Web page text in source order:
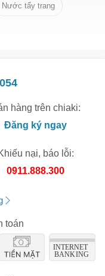
Nước tẩy trang
hàng trên chiaki:
Đăng ký ngay
nại, báo lỗi:
0911.888.300
toán